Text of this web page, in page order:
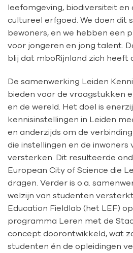
leefomgeving, biodiversiteit en
cultureel erfgoed. We doen dit
bewoners, en we hebben een
voor jongeren en jong talent.
blij dat mboRijnland zich heeft
De samenwerking Leiden
bieden voor de vraagstukken
en de wereld. Het doel is
kennisinstellingen in Leiden
en anderzijds om de
die instellingen en de inwoners
versterken. Dit resulteerde
European City of Science die
dragen. Verder is o.a.
welzijn van studenten
Education Fieldlab (het LEF)
programma Leren met de
concept doorontwikkeld, wat
studenten én de opleidingen